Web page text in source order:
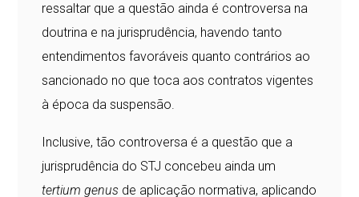
ressaltar que a questão ainda é controversa na
doutrina e na jurisprudência, havendo tanto
entendimentos favoráveis quanto contrários ao
sancionado no que toca aos contratos vigentes
à época da suspensão.
Inclusive, tão controversa é a questão que a
jurisprudência do STJ concebeu ainda um
tertium genus de aplicação normativa, aplicando